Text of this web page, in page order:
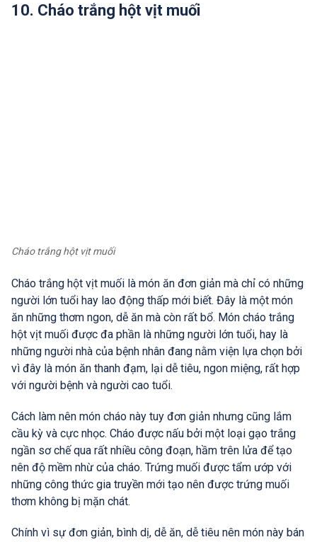
10. Cháo trắng hột vịt muối
Cháo trắng hột vịt muối
Cháo trắng hột vịt muối là món ăn đơn giản mà chỉ có những
người lớn tuổi hay lao động thấp mới biết. Đây là một món
ăn những thơm ngon, dễ ăn mà còn rất bổ. Món cháo trắng
hột vịt muối được đa phần là những người lớn tuổi, hay là
những người nhà của bệnh nhân đang nằm viện lựa chọn bởi
vì đây là món ăn thanh đạm, lại dễ tiêu, ngon miệng, rất hợp
với người bệnh và người cao tuổi.
Cách làm nên món cháo này tuy đơn giản nhưng cũng lắm
cầu kỳ và cực nhọc. Cháo được nấu bởi một loại gạo trắng
ngần sơ chế qua rất nhiều công đoạn, hầm trên lửa để tạo
nên độ mềm nhừ của cháo. Trứng muối được tẩm ướp với
những công thức gia truyền mới tạo nên được trứng muối
thơm không bị mặn chát.
Chính vì sự đơn giản, bình dị, dễ ăn, dễ tiêu nên món này bán